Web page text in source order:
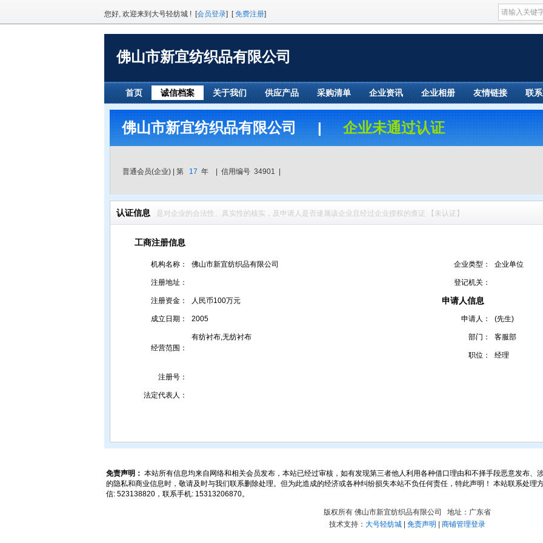
您好, 欢迎来到大号轻纺城 ! [会员登录] [免费注册]
佛山市新宜纺织品有限公司
首页 诚信档案 关于我们 供应产品 采购清单 企业资讯 企业相册 友情链接 联
佛山市新宜纺织品有限公司 | 企业未通过认证
普通会员(企业) | 第 17 年 | 信用编号 34901 |
认证信息 是对企业的合法性、真实性的核实，及申请人是否逮属该企业且经过企业授权的查证 【未认证】
工商注册信息
机构名称： 佛山市新宜纺织品有限公司
注册地址：
注册资金： 人民币100万元
成立日期： 2005
经营范围：
有纺衬布,无纺衬布
注册号：
法定代表人：
企业类型： 企业单位
登记机关：
申请人信息
申请人： (先生)
部门： 客服部
职位： 经理
免责声明： 本站所有信息均来自网络和相关会员发布，本站已经过审核，如有发现第三者他人利用各种借口理由和不择手段恶意发布、
的隐私和商业信息时，敬请及时与我们联系删除处理。但为此造成的经济或各种纠纷损失本站不负任何责任，特此声明！ 本站联系处
信: 523138820，联系手机: 15313206870。
版权所有 佛山市新宜纺织品有限公司 地址：广东省
技术支持： 大号轻纺城 免责声明 商铺管理登录